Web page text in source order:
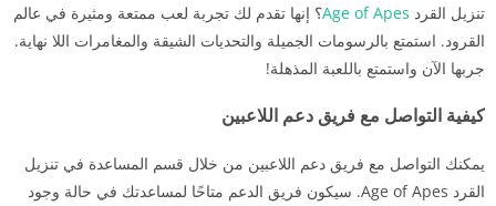
تنزيل القرد Age of Apes؟ إنها تقدم لك تجربة لعب ممتعة ومثيرة في عالم
القرود. استمتع بالرسومات الجميلة والتحديات الشيقة والمغامرات اللا نهاية.
جربها الآن واستمتع باللعبة المذهلة!
كيفية التواصل مع فريق دعم اللاعبين
يمكنك التواصل مع فريق دعم اللاعبين من خلال قسم المساعدة في تنزيل
القرد Age of Apes. سيكون فريق الدعم متاحًا لمساعدتك في حالة وجود